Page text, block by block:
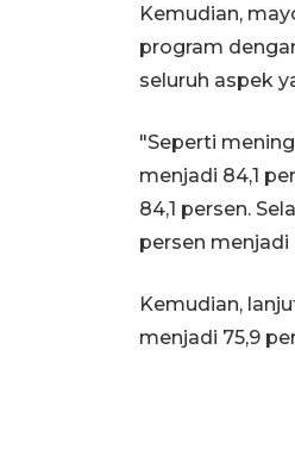
Kemudian,
program
seluruh aspek
"Seperti
menjadi 84,1
84,1 persen.
persen menjadi
Kemudian,
menjadi 75,9